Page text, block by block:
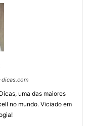
uma das maiores
no mundo. Viciado em